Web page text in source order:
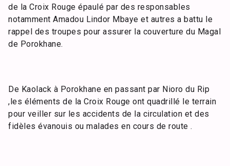
de la Croix Rouge épaulé par des responsables
notamment Amadou Lindor Mbaye et autres a battu le
rappel des troupes pour assurer la couverture du Magal
de Porokhane.
De Kaolack à Porokhane en passant par Nioro du Rip
,les éléments de la Croix Rouge ont quadrillé le terrain
pour veiller sur les accidents de la circulation et des
fidèles évanouis ou malades en cours de route .